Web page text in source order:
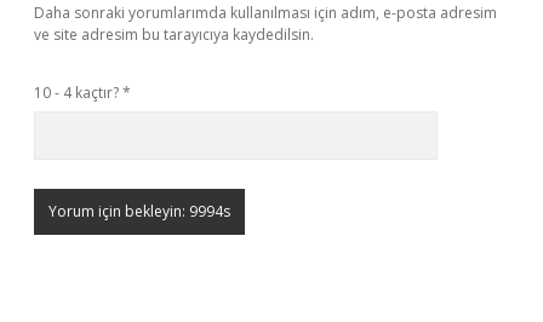
Daha sonraki yorumlarımda kullanılması için adım, e-posta adresim
ve site adresim bu tarayıcıya kaydedilsin.
10 - 4 kaçtır?*